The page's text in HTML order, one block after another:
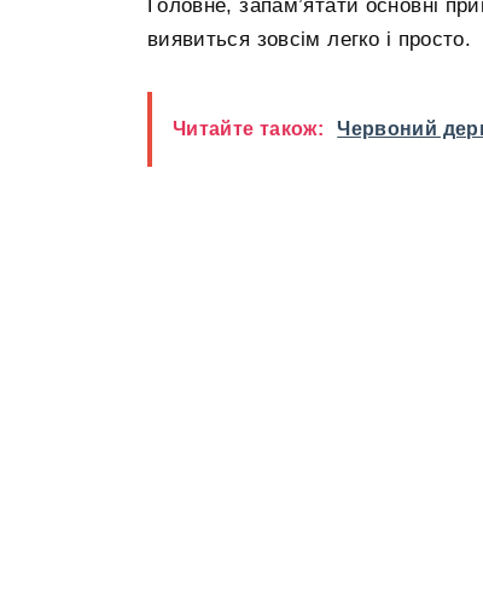
Головне, запам’ятати основні
виявиться зовсім легко і просто.
Читайте також: Червоний